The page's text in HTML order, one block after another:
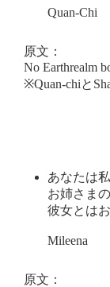
Quan-Chi
原文：
No Earthrealm
※Quan-chiと
あなたは
お姉さま
彼女とは
Mileena
原文：